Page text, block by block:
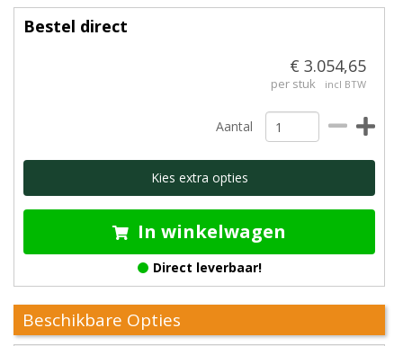
Bestel direct
€ 3.054,65
per stuk incl BTW
Aantal
Kies extra opties
In winkelwagen
Direct leverbaar!
Beschikbare Opties